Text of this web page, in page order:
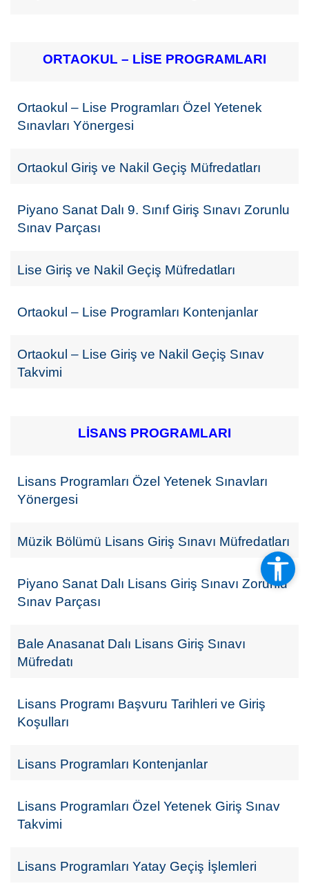
ORTAOKUL – LİSE PROGRAMLARI
Ortaokul – Lise Programları Özel Yetenek
Sınavları Yönergesi
Ortaokul Giriş ve Nakil Geçiş Müfredatları
Piyano Sanat Dalı 9. Sınıf Giriş Sınavı Zorunlu
Sınav Parçası
Lise Giriş ve Nakil Geçiş Müfredatları
Ortaokul – Lise Programları Kontenjanlar
Ortaokul – Lise Giriş ve Nakil Geçiş Sınav
Takvimi
LİSANS PROGRAMLARI
Lisans Programları Özel Yetenek Sınavları
Yönergesi
Müzik Bölümü Lisans Giriş Sınavı Müfredatları
Piyano Sanat Dalı Lisans Giriş Sınavı Zorunlu
Sınav Parçası
Bale Anasanat Dalı Lisans Giriş Sınavı
Müfredatı
Lisans Programı Başvuru Tarihleri ve Giriş
Koşulları
Lisans Programları Kontenjanlar
Lisans Programları Özel Yetenek Giriş Sınav
Takvimi
Lisans Programları Yatay Geçiş İşlemleri